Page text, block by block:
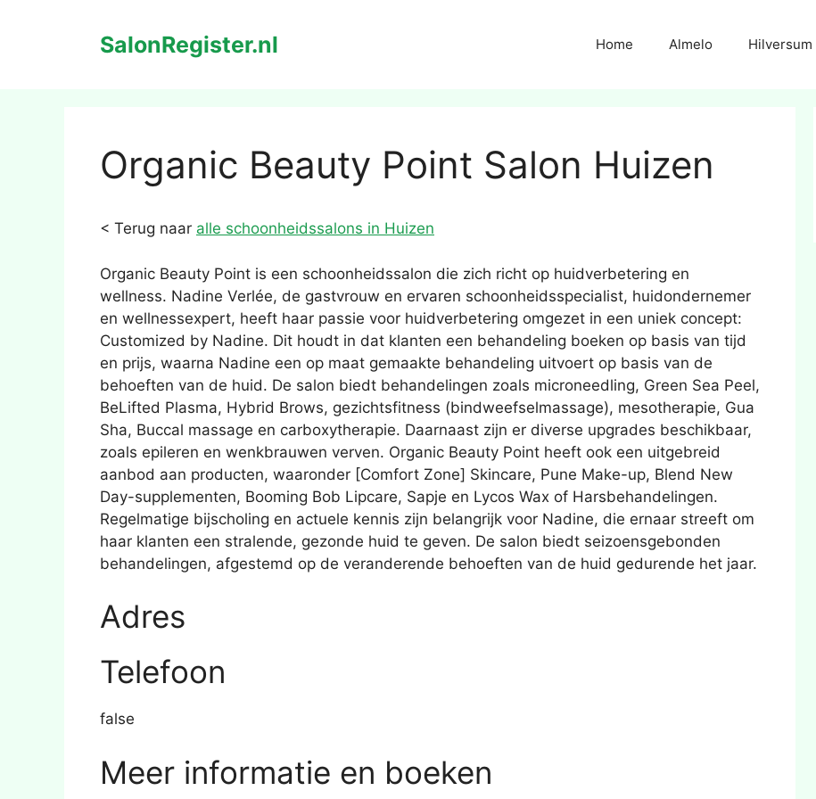
SalonRegister.nl Home Almelo Hilversum
Organic Beauty Point Salon Huizen
< Terug naar alle schoonheidssalons in Huizen
Organic Beauty Point is een schoonheidssalon die zich richt op huidverbetering en
wellness. Nadine Verlée, de gastvrouw en ervaren schoonheidsspecialist, huidondernemer
en wellnessexpert, heeft haar passie voor huidverbetering omgezet in een uniek concept:
Customized by Nadine. Dit houdt in dat klanten een behandeling boeken op basis van tijd
en prijs, waarna Nadine een op maat gemaakte behandeling uitvoert op basis van de
behoeften van de huid. De salon biedt behandelingen zoals microneedling, Green Sea Peel,
BeLifted Plasma, Hybrid Brows, gezichtsfitness (bindweefselmassage), mesotherapie, Gua
Sha, Buccal massage en carboxytherapie. Daarnaast zijn er diverse upgrades beschikbaar,
zoals epileren en wenkbrauwen verven. Organic Beauty Point heeft ook een uitgebreid
aanbod aan producten, waaronder [Comfort Zone] Skincare, Pune Make-up, Blend New
Day-supplementen, Booming Bob Lipcare, Sapje en Lycos Wax of Harsbehandelingen.
Regelmatige bijscholing en actuele kennis zijn belangrijk voor Nadine, die ernaar streeft om
haar klanten een stralende, gezonde huid te geven. De salon biedt seizoensgebonden
behandelingen, afgestemd op de veranderende behoeften van de huid gedurende het jaar.
Adres
Telefoon
false
Meer informatie en boeken